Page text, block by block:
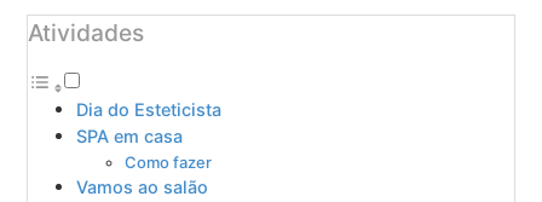
Atividades
Dia do Esteticista
SPA em casa
Como fazer
Vamos ao salão